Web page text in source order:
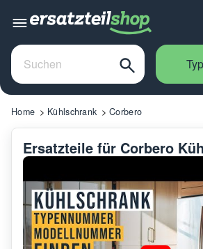
Home Kühlschrank Corbero
Ersatzteile für Corbero